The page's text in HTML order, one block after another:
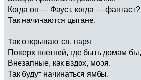
Когда он — Фауст, когда — фантаст?
Так начинаются цыгане.
Так открываются, паря
Поверх плетней, где быть домам бы,
Внезапные, как вздох, моря.
Так будут начинаться ямбы.